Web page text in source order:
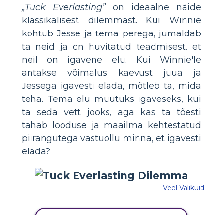
„Tuck Everlasting”on ideaalne näide
klassikalisest dilemmast. Kui Winnie
kohtub Jesse ja tema perega, jumaldab
ta neid ja on huvitatud teadmisest, et
neil on igavene elu. Kui Winnie'le
antakse võimalus kaevust juua ja
Jessega igavesti elada, mõtleb ta, mida
teha. Tema elu muutuks igaveseks, kui
ta seda vett jooks, aga kas ta tõesti
tahab looduse ja maailma kehtestatud
piirangutega vastuollu minna, et igavesti
elada?
Veel Valikuid